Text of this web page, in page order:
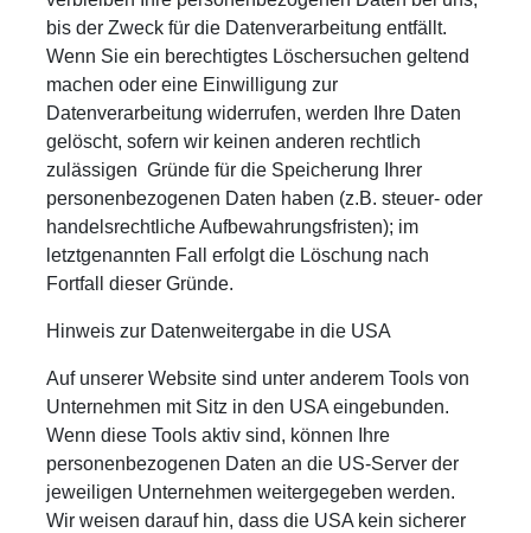
bis der Zweck für die Datenverarbeitung entfällt.
Wenn Sie ein berechtigtes Löschersuchen geltend
machen oder eine Einwilligung zur
Datenverarbeitung widerrufen, werden Ihre Daten
gelöscht, sofern wir keinen anderen rechtlich
zulässigen Gründe für die Speicherung Ihrer
personenbezogenen Daten haben (z.B. steuer- oder
handelsrechtliche Aufbewahrungsfristen); im
letztgenannten Fall erfolgt die Löschung nach
Fortfall dieser Gründe.
Hinweis zur Datenweitergabe in die USA
Auf unserer Website sind unter anderem Tools von
Unternehmen mit Sitz in den USA eingebunden.
Wenn diese Tools aktiv sind, können Ihre
personenbezogenen Daten an die US-Server der
jeweiligen Unternehmen weitergegeben werden.
Wir weisen darauf hin, dass die USA kein sicherer